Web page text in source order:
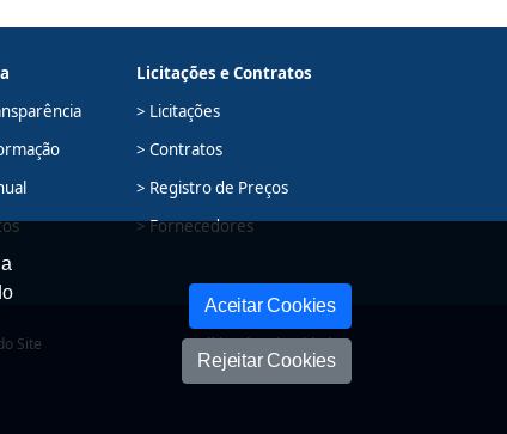
Licitações e Contratos
> Licitações
> Contratos
> Registro de Preços
> Fornecedores
Site Política de Privacidade
Aceitar Cookies
Rejeitar Cookies